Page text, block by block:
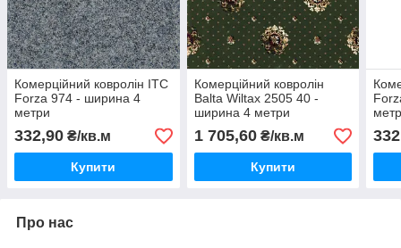
Комерційний ковролін ITC
Forza 974 - ширина 4
метри
332,90 ₴/кв.м
Купити
Комерційний ковролін
Balta Wiltax 2505 40 -
ширина 4 метри
1 705,60₴/кв.м
Купити
Про нас